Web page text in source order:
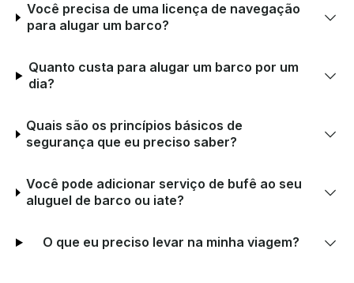
Você precisa de uma licença de navegação
para alugar um barco?
Quanto custa para alugar um barco por um
dia?
Quais são os princípios básicos de
segurança que eu preciso saber?
Você pode adicionar serviço de bufê ao seu
aluguel de barco ou iate?
O que eu preciso levar na minha viagem?